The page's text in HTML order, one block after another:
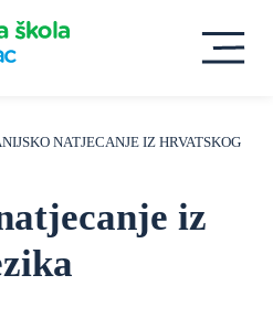
NATJECANJE IZ HRVATSKOG
iz